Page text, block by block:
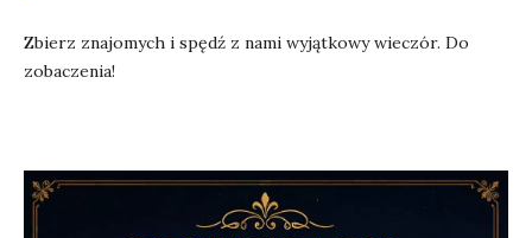
Zbierz znajomych i spędź z nami wyjątkowy wieczór. Do
zobaczenia!